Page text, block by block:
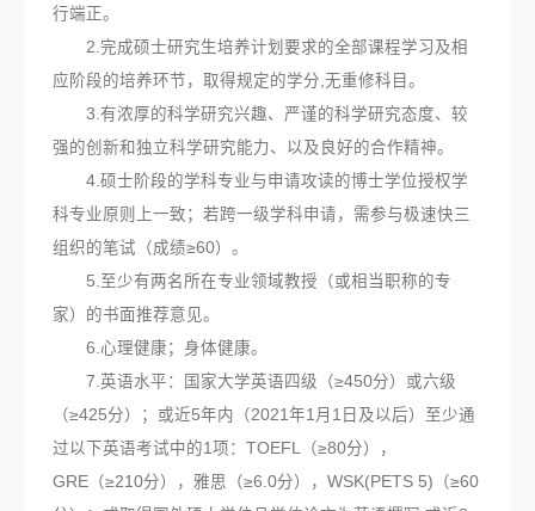
行端正。
2.完成硕士研究生培养计划要求的全部课程学习及相
应阶段的培养环节，取得规定的学分,无重修科目。
3.有浓厚的科学研究兴趣、严谨的科学研究态度、较
强的创新和独立科学研究能力、以及良好的合作精神。
4.硕士阶段的学科专业与申请攻读的博士学位授权学
科专业原则上一致；若跨一级学科申请，需参与极速快三
组织的笔试（成绩≥60）。
5.至少有两名所在专业领域教授（或相当职称的专
家）的书面推荐意见。
6.心理健康；身体健康。
7.英语水平：国家大学英语四级（≥450分）或六级
（≥425分）；或近5年内（2021年1月1日及以后）至少通
过以下英语考试中的1项：TOEFL（≥80分），
GRE（≥210分），雅思（≥6.0分），WSK(PETS 5)（≥60